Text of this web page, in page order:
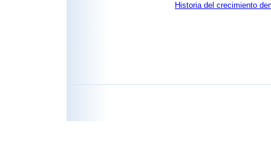
Historia del crecimiento